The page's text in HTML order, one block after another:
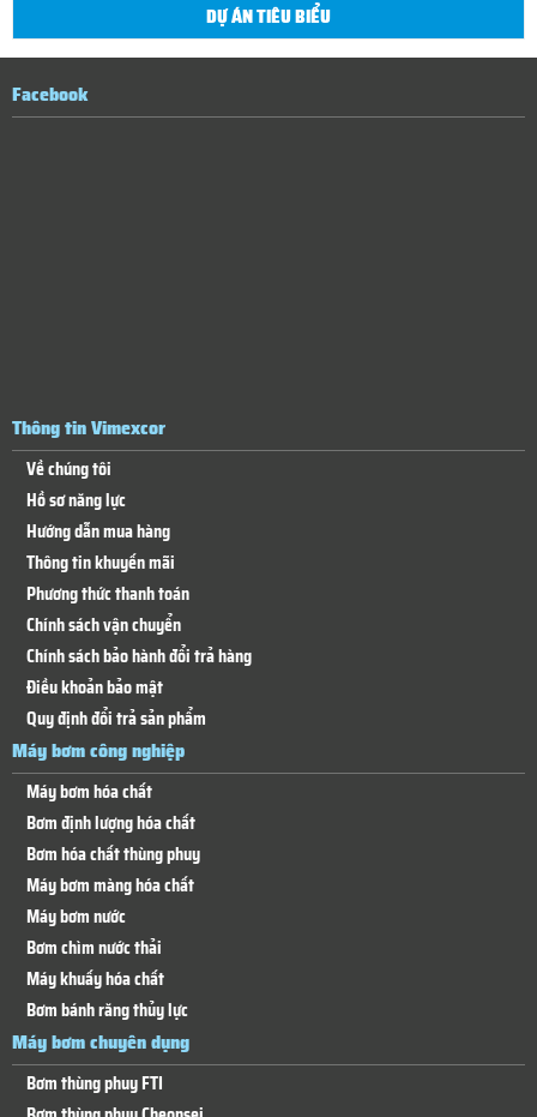
DỰ ÁN TIÊU BIỂU
Facebook
Thông tin Vimexcor
Về chúng tôi
Hồ sơ năng lực
Hướng dẫn mua hàng
Thông tin khuyến mãi
Phương thức thanh toán
Chính sách vận chuyển
Chính sách bảo hành đổi trả hàng
Điều khoản bảo mật
Quy định đổi trả sản phẩm
Máy bơm công nghiệp
Máy bơm hóa chất
Bơm định lượng hóa chất
Bơm hóa chất thùng phuy
Máy bơm màng hóa chất
Máy bơm nước
Bơm chìm nước thải
Máy khuấy hóa chất
Bơm bánh răng thủy lực
Máy bơm chuyên dụng
Bơm thùng phuy FTI